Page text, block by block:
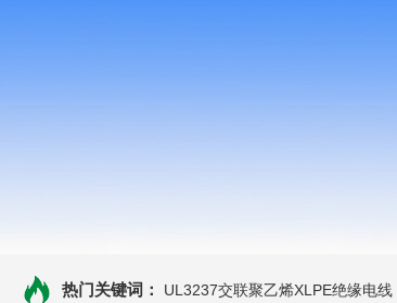
热门关键词： UL3237交联聚乙烯XLPE绝缘电线